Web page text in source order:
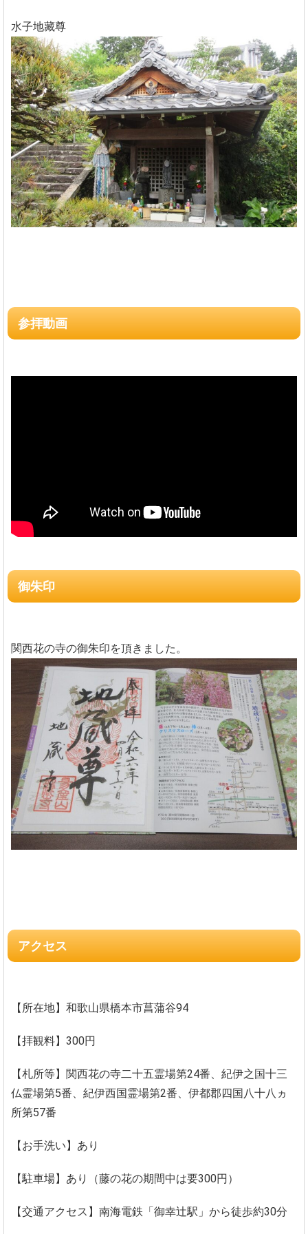
水子地藏尊
参拝動画
御朱印
関西花の寺の御朱印を頂きました。
アクセス
【所在地】和歌山県橋本市菖蒲谷94
【拝観料】300円
【札所等】関西花の寺二十五霊場第24番、紀伊之国十三
仏霊場第5番、紀伊西国霊場第2番、伊都郡四国八十八ヵ
所第57番
【お手洗い】あり
【駐車場】あり（藤の花の期間中は要300円）
【交通アクセス】南海電鉄「御幸辻駅」から徒歩約30分